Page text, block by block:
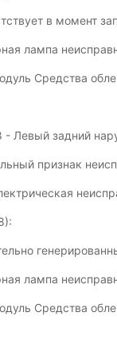
в момент
лампа
Средства
- Левый задний
признак
лампа
Средства